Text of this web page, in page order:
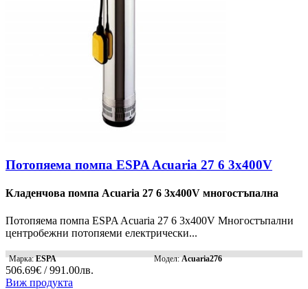
Потопяема помпа ESPA Acuaria 27 6 3x400V
Кладенчова помпа Acuaria 27 6 3x400V многостъпална
Потопяема помпа ESPA Acuaria 27 6 3x400V Многостъпални
центробежни потопяеми електрически...
Марка:ESPA Модел:Acuaria276
506.69€ / 991.00лв.
Виж продукта